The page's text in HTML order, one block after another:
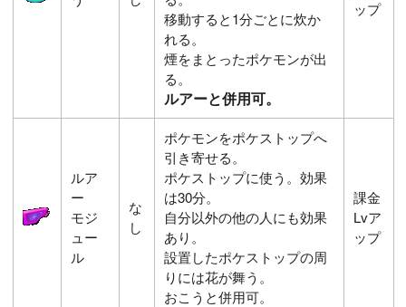
移動すると1分ごとに炊か
れる。
煙をまとったポケモンが出
る。
ルアーと併用可。
ップ
ルア
ー
モジ
ュー
ル
な
し
ポケモンをポケストップへ
引き寄せる。
ポケストップに使う。効果
は30分。
自分以外の他の人にも効果
あり。
設置したポケストップの周
りには花が舞う。
おこうと併用可。
課金
Lvア
ップ